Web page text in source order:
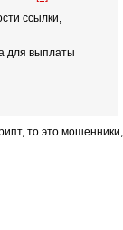
ссылки,
для выплаты
то это